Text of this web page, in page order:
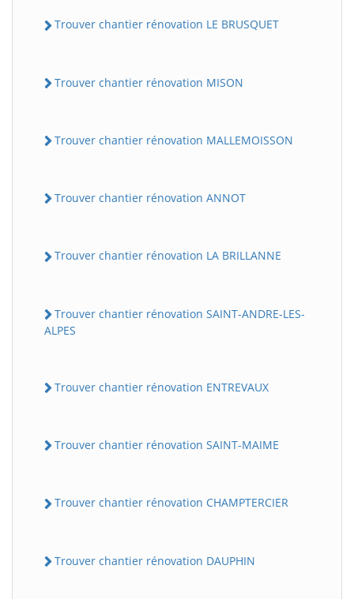
Trouver chantier rénovation LE BRUSQUET
Trouver chantier rénovation MISON
Trouver chantier rénovation MALLEMOISSON
Trouver chantier rénovation ANNOT
Trouver chantier rénovation LA BRILLANNE
Trouver chantier rénovation SAINT-ANDRE-LES-
ALPES
Trouver chantier rénovation ENTREVAUX
Trouver chantier rénovation SAINT-MAIME
Trouver chantier rénovation CHAMPTERCIER
Trouver chantier rénovation DAUPHIN